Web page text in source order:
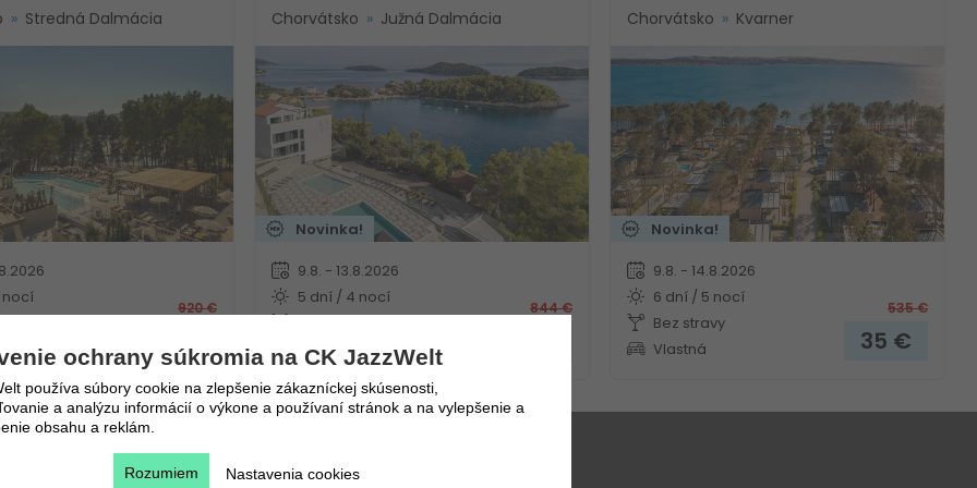
Stredná Dalmácia
nocí
920€
384€
Chorvátsko Južná Dalmácia
Novinka!
9.8. - 13.8.2026
5 dní / 4 nocí
Vlastná
844€
Chorvátsko Kvarner
Novinka!
9.8. - 14.8.2026
6 dní / 5 nocí
Bez stravy
Vlastná
535€
35 €
ochrany súkromia na CK JazzWelt
používa súbory cookie na zlepšenie zákazníckej skúsenosti,
a analýzu informácií o výkone a používaní stránok a na vylepšenie a
obsahu a reklám.
Nastavenia cookies
Rozumiem